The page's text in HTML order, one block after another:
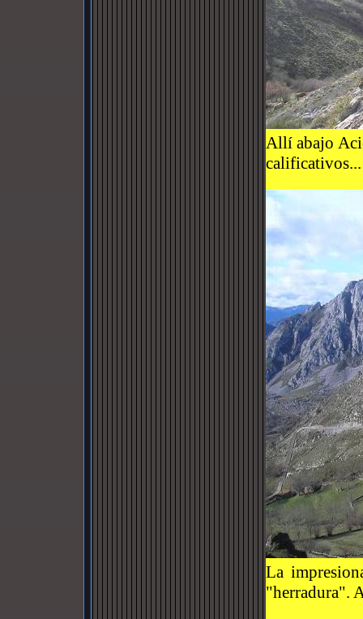
Allí abajo
calificativos...
La
"herradura".